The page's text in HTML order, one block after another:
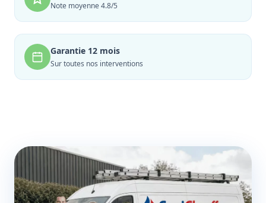
Note moyenne 4.8/5
Garantie 12 mois
Sur toutes nos interventions